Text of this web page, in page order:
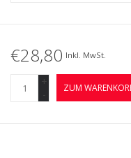
€28,80 Inkl. MwSt.
+
-
ZUM